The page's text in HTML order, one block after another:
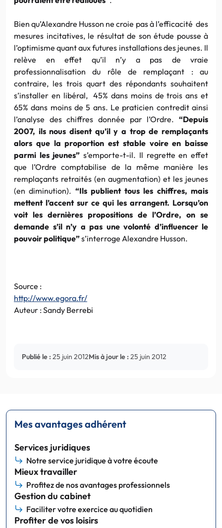
Bien qu’Alexandre Husson ne croie pas à l’efficacité des
mesures incitatives, le résultat de son étude pousse à
l’optimisme quant aux futures installations des jeunes. Il
relève en effet qu’il n’y a pas de vraie
professionnalisation du rôle de remplaçant : au
contraire, les trois quart des répondants souhaitent
s’installer en libéral, 45% dans moins de trois ans et
65% dans moins de 5 ans. Le praticien contredit ainsi
l’analyse des chiffres donnée par l’Ordre. “Depuis
2007, ils nous disent qu’il y a trop de remplaçants
alors que la proportion est stable voire en baisse
parmi les jeunes” s’emporte-t-il. Il regrette en effet
que l’Ordre comptabilise de la même manière les
remplaçants retraités (en augmentation) et les jeunes
(en diminution). “Ils publient tous les chiffres, mais
mettent l’accent sur ce qui les arrangent. Lorsqu’on
voit les dernières propositions de l’Ordre, on se
demande s’il n’y a pas une volonté d’influencer le
pouvoir politique”s’interroge Alexandre Husson.
Source :
http://www.egora.fr/
Auteur : Sandy Berrebi
Publié le : 25 juin 2012Mis à jour le : 25 juin 2012
Mes avantages adhérent
Services juridiques
Notre service juridique à votre écoute
Mieux travailler
Profitez de nos avantages professionnels
Gestion du cabinet
Faciliter votre exercice au quotidien
Profiter de vos loisirs